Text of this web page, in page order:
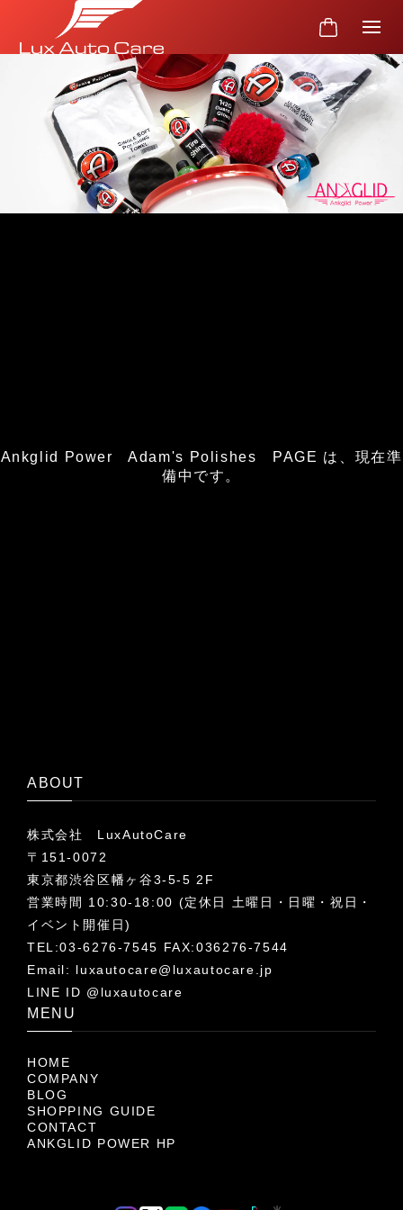
Ankglid Power Adam's Polishes PAGE は、現在準
備中です。
ABOUT
株式会社 LuxAutoCare
〒151-0072
東京都渋谷区幡ヶ谷3-5-5 2F
営業時間 10:30-18:00 (定休日 土曜日・日曜・祝日・
イベント開催日)
TEL:03-6276-7545 FAX:036276-7544
Email: luxautocare@luxautocare.jp
LINE ID @luxautocare
MENU
HOME
COMPANY
BLOG
SHOPPING GUIDE
CONTACT
ANKGLID POWER HP